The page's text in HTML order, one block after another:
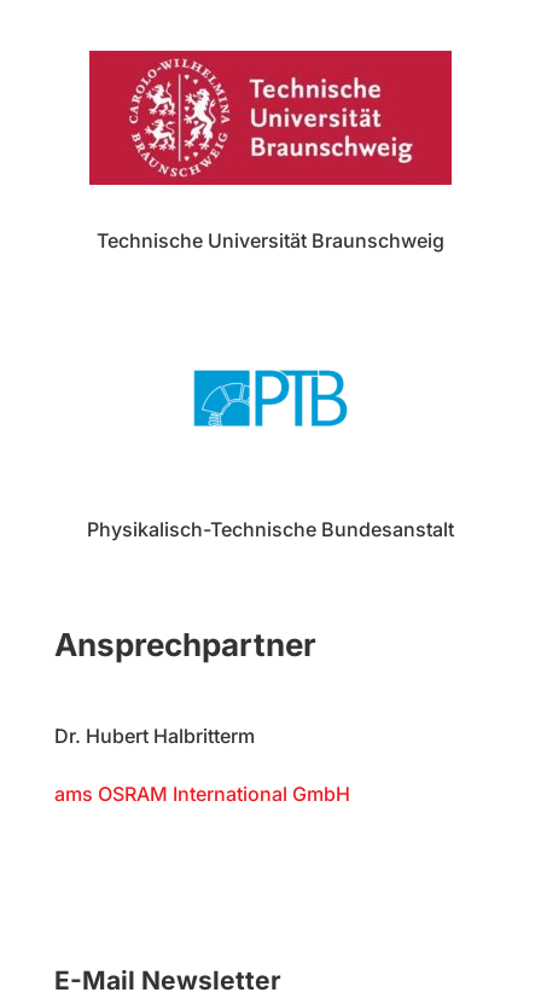
Technische Universität Braunschweig
Physikalisch-Technische Bundesanstalt
Ansprechpartner
Dr. Hubert Halbritterm
ams OSRAM International GmbH
E-Mail Newsletter